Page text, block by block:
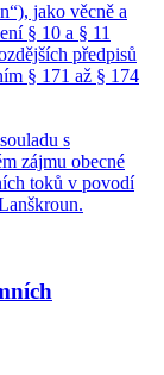
jako věcně a
§ 10 a § 11
předpisů
§ 171 až § 174
s
zájmu obecné
toků v povodí